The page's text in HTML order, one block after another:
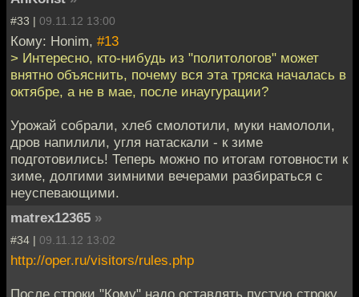
#33 | 09.11.12 13:00
Кому: Honim, #13
> Интересно, кто-нибудь из "политологов" может
внятно объяснить, почему вся эта тряска началась в
октябре, а не в мае, после инаугурации?
Урожай собрали, хлеб смолотили, муки намололи,
дров напилили, угля натаскали - к зиме
подготовились! Теперь можно по итогам готовности к
зиме, долгими зимними вечерами разбираться с
неуспевающими.
matrex12365 »
#34 | 09.11.12 13:02
http://oper.ru/visitors/rules.php